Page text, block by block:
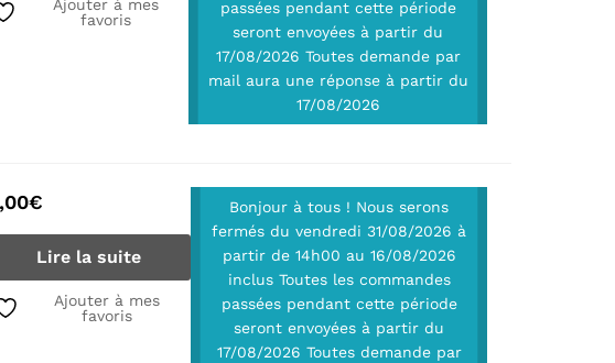
Ajouter à mes
favoris
passées pendant cette période
seront envoyées à partir du
17/08/2026 Toutes demande par
mail aura une réponse à partir du
17/08/2026
€
Lire la suite
Ajouter à mes
favoris
Bonjour à tous ! Nous serons
fermés du vendredi 31/08/2026 à
partir de 14h00 au 16/08/2026
inclus Toutes les commandes
passées pendant cette période
seront envoyées à partir du
17/08/2026 Toutes demande par